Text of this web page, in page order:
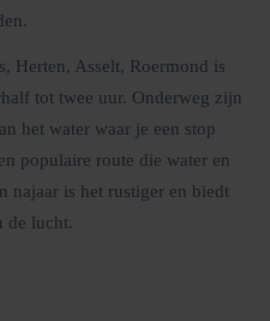
Herten, Asselt, Roermond is
tot twee uur. Onderweg zijn
het water waar je een stop
populaire route die water en
najaar is het rustiger en biedt
de lucht.